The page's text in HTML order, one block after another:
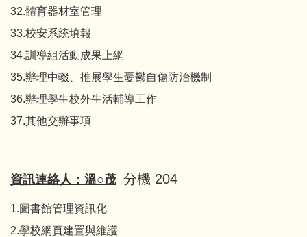
32.體育器材室管理
33.校安系統填報
34.訓導組活動成果上網
35.辦理中輟、推展學生憂鬱自傷防治機制
36.辦理學生校外生活輔導工作
37.其他交辦事項
資訊連絡人：溫○茂 分機 204
1.圖書館管理資訊化
2.學校網頁建置與維護